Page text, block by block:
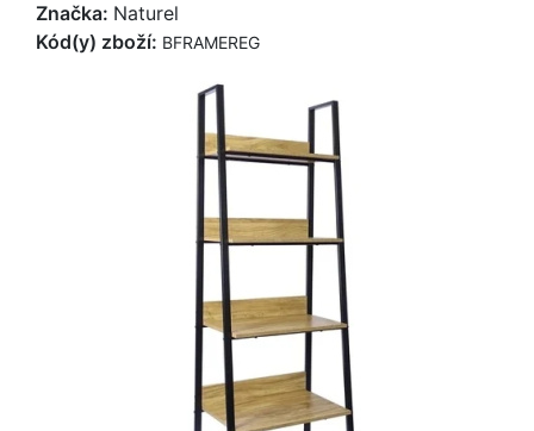
Značka: Naturel
Kód(y) zboží: BFRAMEREG